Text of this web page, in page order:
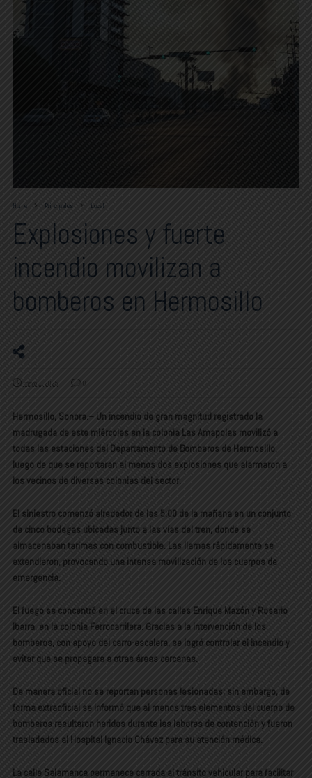
Home Principales Local
Explosiones y fuerte
incendio movilizan a
bomberos en Hermosillo
mayo 1, 2025 0
Hermosillo, Sonora.– Un incendio de gran magnitud registrado la
madrugada de este miércoles en la colonia Las Amapolas movilizó a
todas las estaciones del Departamento de Bomberos de Hermosillo,
luego de que se reportaran al menos dos explosiones que alarmaron a
los vecinos de diversas colonias del sector.
El siniestro comenzó alrededor de las 5:00 de la mañana en un conjunto
de cinco bodegas ubicadas junto a las vías del tren, donde se
almacenaban tarimas con combustible. Las llamas rápidamente se
extendieron, provocando una intensa movilización de los cuerpos de
emergencia.
El fuego se concentró en el cruce de las calles Enrique Mazón y Rosario
Ibarra, en la colonia Ferrocarrilera. Gracias a la intervención de los
bomberos, con apoyo del carro-escalera, se logró controlar el incendio y
evitar que se propagara a otras áreas cercanas.
De manera oficial no se reportan personas lesionadas; sin embargo, de
forma extraoficial se informó que al menos tres elementos del cuerpo de
bomberos resultaron heridos durante las labores de contención y fueron
trasladados al Hospital Ignacio Chávez para su atención médica.
La calle Salamanca permanece cerrada al tránsito vehicular para facilitar